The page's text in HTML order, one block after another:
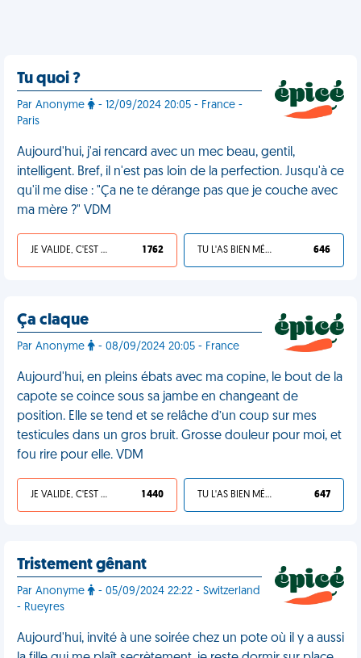
Tu quoi ?
Par Anonyme
- 12/09/2024 20:05 - France -
Paris
Aujourd'hui, j'ai rencard avec un mec beau, gentil,
intelligent. Bref, il n'est pas loin de la perfection. Jusqu'à ce
qu'il me dise : "Ça ne te dérange pas que je couche avec
ma mère ?" VDM
JE VALIDE, C'EST UNE VDM 1 762 TU L'AS BIEN MÉRITÉ 646
Ça claque
Par Anonyme - 08/09/2024 20:05 - France
Aujourd'hui, en pleins ébats avec ma copine, le bout de la
capote se coince sous sa jambe en changeant de
position. Elle se tend et se relâche d’un coup sur mes
testicules dans un gros bruit. Grosse douleur pour moi, et
fou rire pour elle. VDM
JE VALIDE, C'EST UNE VDM 1 440 TU L'AS BIEN MÉRITÉ 647
Tristement gênant
Par Anonyme
- 05/09/2024 22:22 - Switzerland
- Rueyres
Aujourd'hui, invité à une soirée chez un pote où il y a aussi